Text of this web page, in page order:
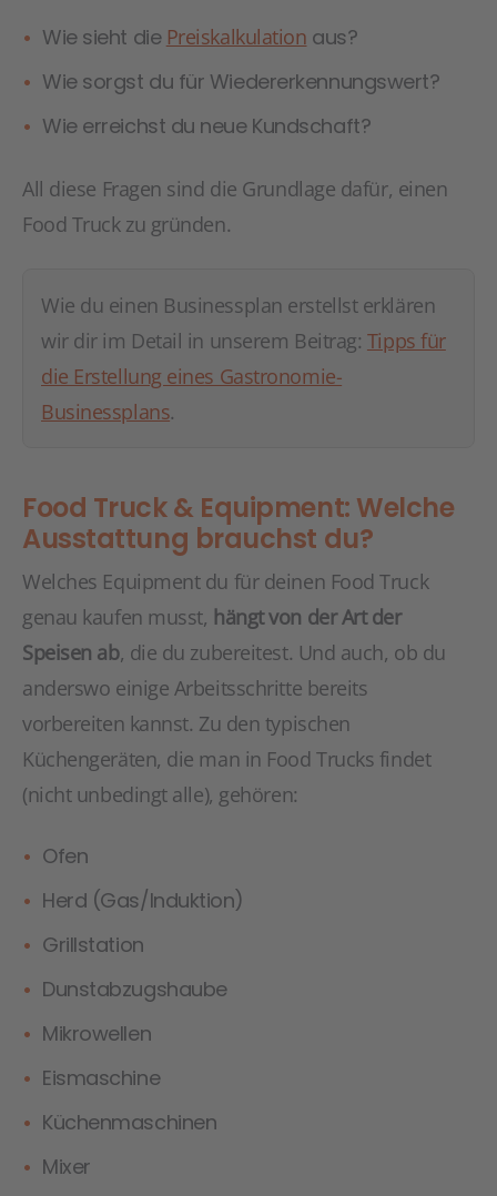
Wie sieht die Preiskalkulation aus?
Wie sorgst du für Wiedererkennungswert?
Wie erreichst du neue Kundschaft?
All diese Fragen sind die Grundlage dafür, einen
Food Truck zu gründen.
Wie du einen Businessplan erstellst erklären
wir dir im Detail in unserem Beitrag: Tipps für
die Erstellung eines Gastronomie-
Businessplans.
Food Truck & Equipment: Welche
Ausstattung brauchst du?
Welches Equipment du für deinen Food Truck
genau kaufen musst, hängt von der Art der
Speisen ab, die du zubereitest. Und auch, ob du
anderswo einige Arbeitsschritte bereits
vorbereiten kannst. Zu den typischen
Küchengeräten, die man in Food Trucks findet
(nicht unbedingt alle), gehören:
Ofen
Herd (Gas/Induktion)
Grillstation
Dunstabzugshaube
Mikrowellen
Eismaschine
Küchenmaschinen
Mixer